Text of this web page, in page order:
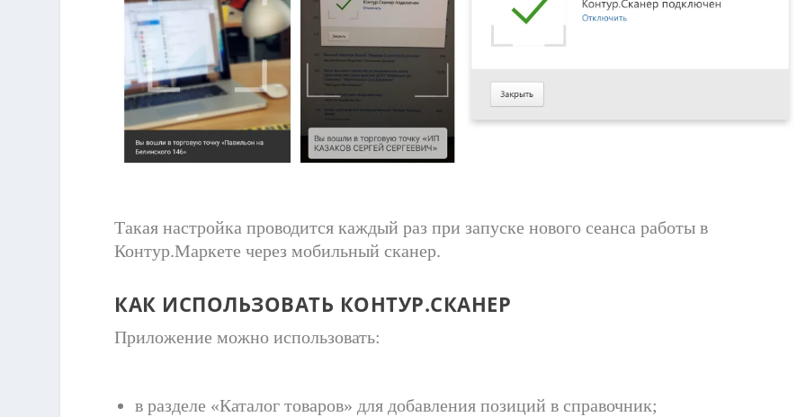
Такая настройка проводится каждый раз при запуске нового сеанса работы в
Контур.Маркете через мобильный сканер.
КАК ИСПОЛЬЗОВАТЬ КОНТУР.СКАНЕР
Приложение можно использовать:
в разделе «Каталог товаров» для добавления позиций в справочник;